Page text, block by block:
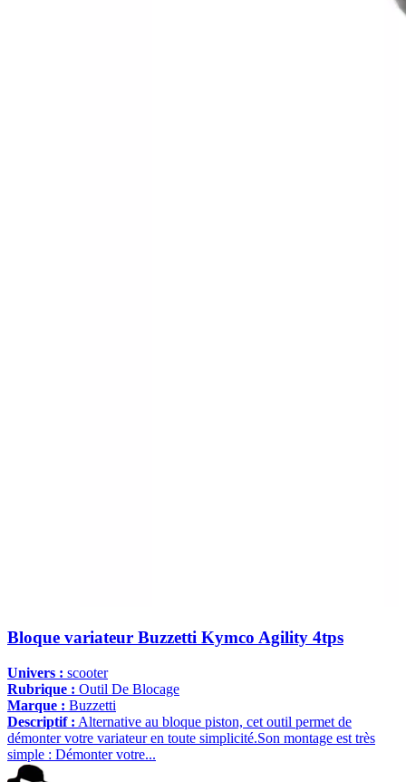
Bloque variateur Buzzetti Kymco Agility 4tps
Univers : scooter
Rubrique : Outil De Blocage
Marque : Buzzetti
Descriptif : Alternative au bloque piston, cet outil permet de
démonter votre variateur en toute simplicité.Son montage est très
simple : Démonter votre...